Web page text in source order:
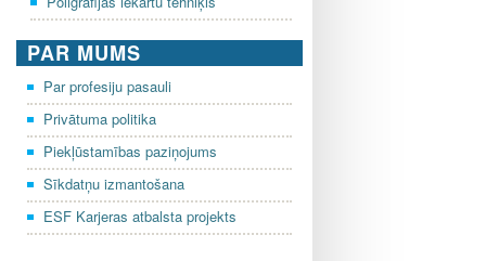
PAR MUMS
Par profesiju pasauli
Privātuma politika
Piekļūstamības paziņojums
Sīkdatņu izmantošana
ESF Karjeras atbalsta projekts